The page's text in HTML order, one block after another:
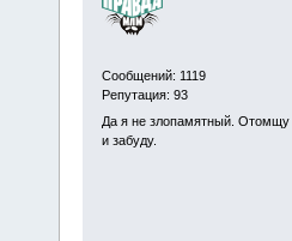
Сообщений: 1119
Репутация: 93
Да я не злопамятный. Отомщу
и забуду.